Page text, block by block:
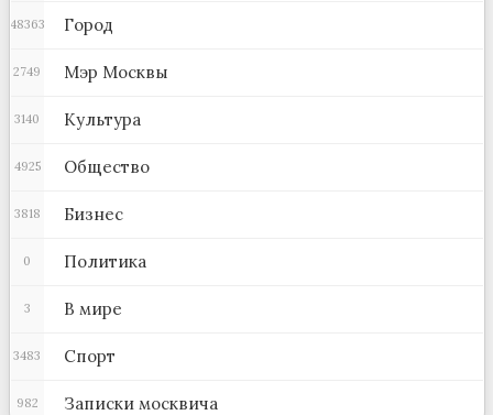
Город
48363
Мэр Москвы
2749
Культура
3140
Общество
4925
Бизнес
3818
Политика
0
В мире
3
Спорт
3483
Записки москвича
982